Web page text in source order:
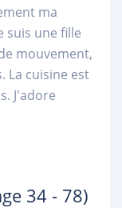
ma
suis une fille
mouvement,
La cuisine est
J'adore
34 - 78)